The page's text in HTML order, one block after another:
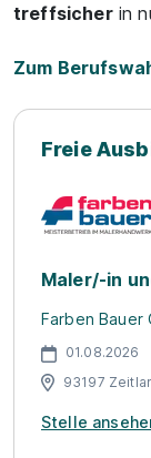
treffsicherin
Zum
Freie
Maler/-in
Farben Bauer
01.08.2026
93197
Stelle